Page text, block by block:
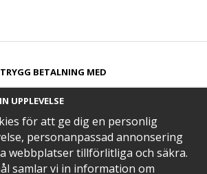
TRYGG BETALNING MED​
SNABB LEVERANS MED
UPPLEVELSE
för att ge dig en personlig
personanpassad annonsering
webbplatser tillförlitliga och säkra.
samlar vi in information om